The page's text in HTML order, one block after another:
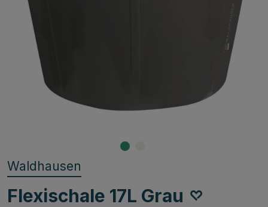
Waldhausen
Flexischale 17L Grau